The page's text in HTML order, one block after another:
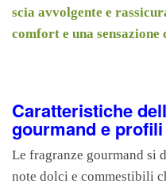
scia avvolgente e
comfort e una
Caratteristiche
gourmand e
Le fragranze gourmand si
note dolci e commestibili